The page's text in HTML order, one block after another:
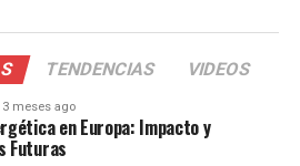
embargo, con la relajación de
y el aumento de la vacunación a
han comenzado a regresar en
como Barcelona, Madrid y las
TENDENCIAS VIDEOS
3 meses ago
en Europa: Impacto y
Futuras